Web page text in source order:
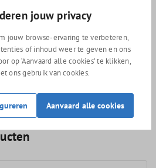
het Shimano PD-R9100 Dura ace
voor de schoenplaatjes.
jouw privacy
jouw browse-ervaring te verbeteren,
of inhoud weer te geven en ons
op ‘Aanvaard alle cookies’ te klikken,
ons gebruik van cookies.
Aanvaard alle cookies